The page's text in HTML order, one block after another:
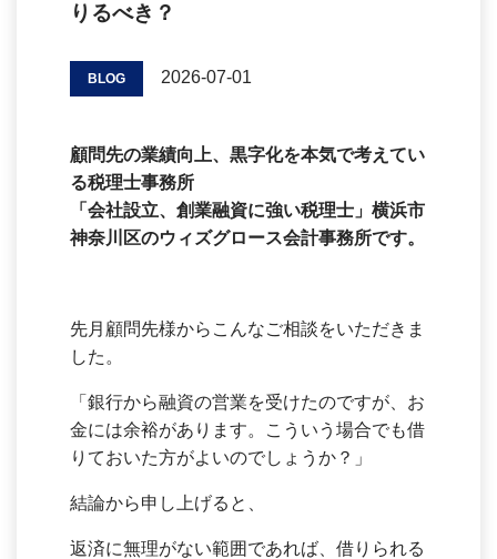
りるべき？
BLOG 2026-07-01
顧問先の業績向上、黒字化を本気で考えてい
る税理士事務所
「会社設立、創業融資に強い税理士」横浜市
神奈川区のウィズグロース会計事務所です。
先月顧問先様からこんなご相談をいただきま
した。
「銀行から融資の営業を受けたのですが、お
金には余裕があります。こういう場合でも借
りておいた方がよいのでしょうか？」
結論から申し上げると、
返済に無理がない範囲であれば、借りられる